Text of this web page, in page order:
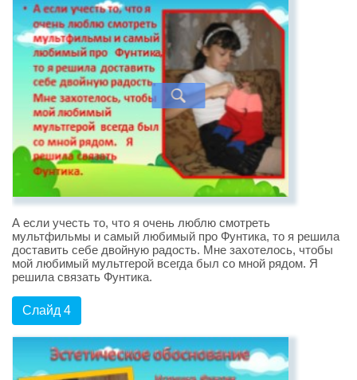
А если учесть то, что я очень люблю смотреть
мультфильмы и самый любимый про Фунтика, то я решила
доставить себе двойную радость. Мне захотелось, чтобы
мой любимый мультгерой всегда был со мной рядом. Я
решила связать Фунтика.
Слайд 4